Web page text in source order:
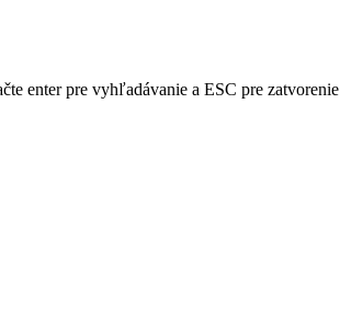
enter pre vyhľadávanie a ESC pre zatvorenie